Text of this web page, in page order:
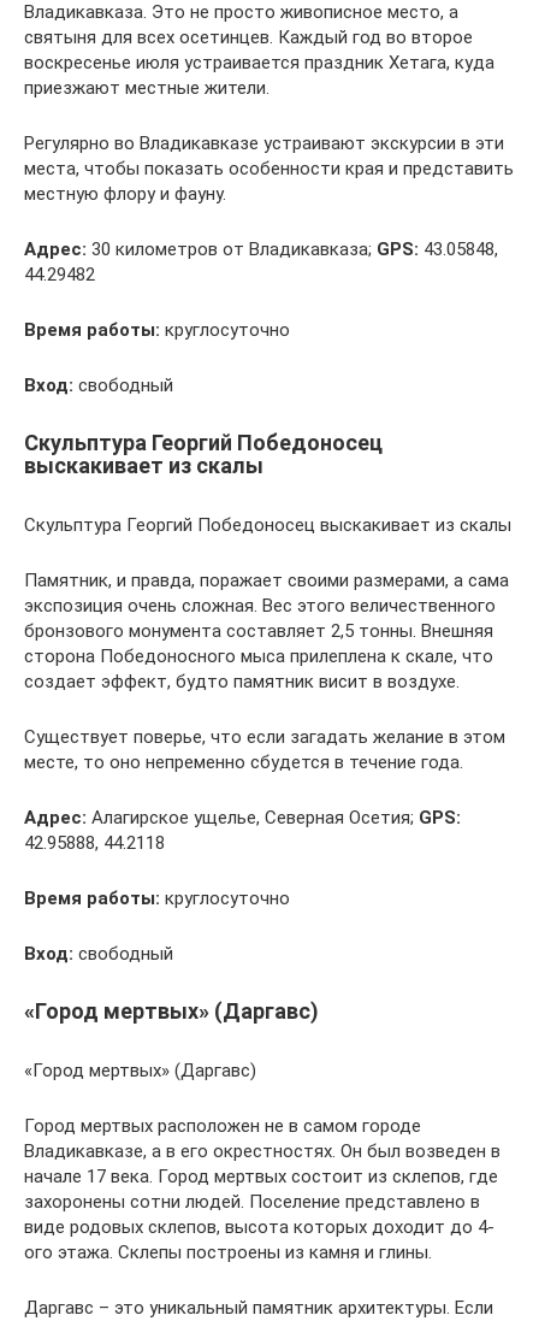
Владикавказа. Это не просто живописное место, а
святыня для всех осетинцев. Каждый год во второе
воскресенье июля устраивается праздник Хетага, куда
приезжают местные жители.
Регулярно во Владикавказе устраивают экскурсии в эти
места, чтобы показать особенности края и представить
местную флору и фауну.
Адрес: 30 километров от Владикавказа; GPS: 43.05848,
44.29482
Время работы: круглосуточно
Вход: свободный
Скульптура Георгий Победоносец
выскакивает из скалы
Скульптура Георгий Победоносец выскакивает из скалы
Памятник, и правда, поражает своими размерами, а сама
экспозиция очень сложная. Вес этого величественного
бронзового монумента составляет 2,5 тонны. Внешняя
сторона Победоносного мыса прилеплена к скале, что
создает эффект, будто памятник висит в воздухе.
Существует поверье, что если загадать желание в этом
месте, то оно непременно сбудется в течение года.
Адрес: Алагирское ущелье, Северная Осетия; GPS:
42.95888, 44.2118
Время работы: круглосуточно
Вход: свободный
«Город мертвых» (Даргавс)
«Город мертвых» (Даргавс)
Город мертвых расположен не в самом городе
Владикавказе, а в его окрестностях. Он был возведен в
начале 17 века. Город мертвых состоит из склепов, где
захоронены сотни людей. Поселение представлено в
виде родовых склепов, высота которых доходит до 4-
ого этажа. Склепы построены из камня и глины.
Даргавс – это уникальный памятник архитектуры. Если